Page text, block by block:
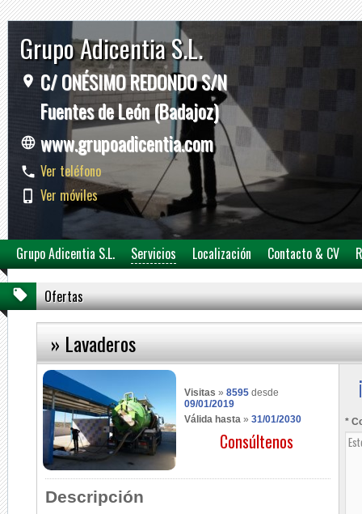
Grupo Adicentia S.L.
C/ ONÉSIMO REDONDO S/N
Fuentes de León (Badajoz)
www.grupoadicentia.com
Ver teléfono
Ver móviles
Grupo Adicentia S.L. Servicios Localización Contacto & CV
Ofertas
» Lavaderos
Visitas » 8595 desde
09/01/2019
Válida hasta » 31/01/2030
Consúltenos
Descripción
*